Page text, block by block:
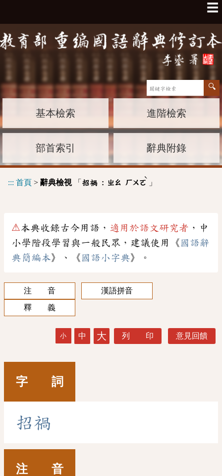
☰
基本檢索 進階檢索
部首索引 辭典附錄
::: 首頁 > 辭典檢視「 招禍 : ㄓㄠ ㄏㄨㄛ
ˋ
」
⚠本典收錄古今用語， 適用於語文研究者 ，中
小學階段學習與一般民眾，建議使用《 國語辭
典簡編本》、《 國語小字典》。
注 音
漢語拼音
釋 義
小 中 大 列 印 意見回饋
字 詞
招禍
注 音